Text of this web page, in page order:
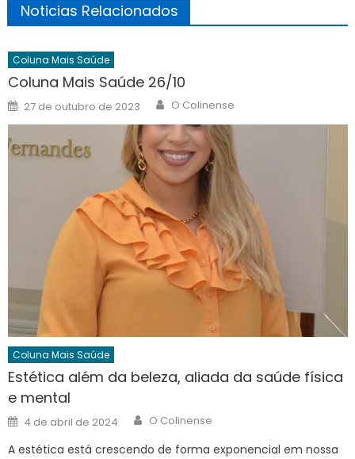
Noticias Relacionados
Coluna Mais Saúde
Coluna Mais Saúde 26/10
Posted
on
27 de outubro de 2023 Author
O Colinense
Coluna Mais Saúde
Estética além da beleza, aliada da saúde física
e mental
Posted
on
4 de abril de 2024 Author
O Colinense
A estética está crescendo de forma exponencial em nossa